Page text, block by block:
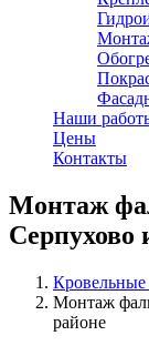
Наши
Цены
Контакты
Монтаж
Серпухово
Кровельные
Монтаж
районе